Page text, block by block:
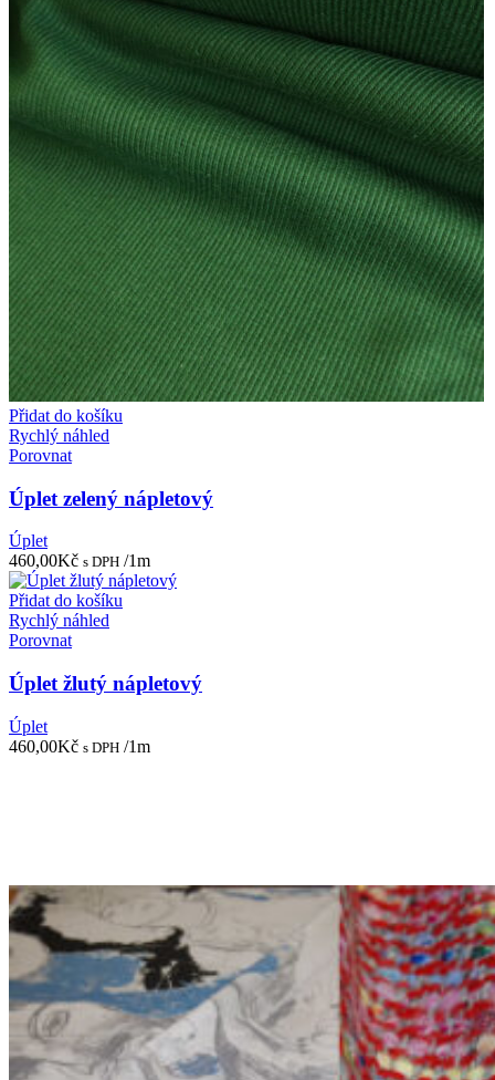
Přidat do košíku
Rychlý náhled
Porovnat
Úplet zelený nápletový
Úplet
460,00Kč s DPH /1m
Přidat do košíku
Rychlý náhled
Porovnat
Úplet žlutý nápletový
Úplet
460,00Kč s DPH /1m